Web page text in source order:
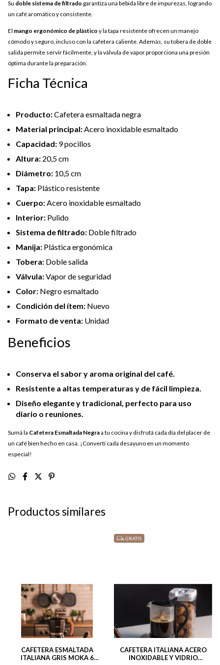
Su doble sistema de filtrado garantiza una bebida libre de impurezas, logrando
un café aromático y consistente.
El mango ergonómico de plástico y la tapa resistente ofrecen un manejo
cómodo y seguro, incluso con la cafetera caliente. Además, su tobera de doble
salida permite servir fácilmente, y la válvula de vapor proporciona una presión
óptima durante la preparación.
Ficha Técnica
Producto:Cafetera esmaltada negra
Material principal:Acero inoxidable esmaltado
Capacidad: 9 pocillos
Altura: 20,5 cm
Diámetro: 10,5 cm
Tapa: Plástico resistente
Cuerpo:Acero inoxidable esmaltado
Interior: Pulido
Sistema de filtrado: Doble filtrado
Manija: Plástica ergonómica
Tobera: Doble salida
Válvula:Vapor de seguridad
Color: Negro esmaltado
Condición del ítem: Nuevo
Formato de venta: Unidad
Beneficios
Conserva el sabor y aroma original del café.
Resistente a altas temperaturas y de fácil limpieza.
Diseño elegante y tradicional, perfecto para uso
diario o reuniones.
Sumá la Cafetera Esmaltada Negraa tu cocina y disfrutá cada día del placer de
un café bien hecho en casa. ¡Convertí cada desayuno en un momento
especial!
Productos similares
CAFETERA ESMALTADA
ITALIANA GRIS MOKA 6
GRATIS
CAFETERA ITALIANA ACERO
INOXIDABLE Y VIDRIO